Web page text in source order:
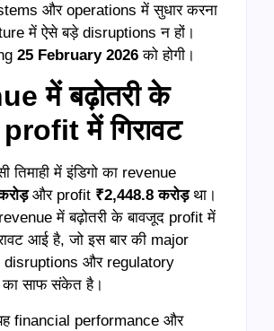
और operations में सुधार करना
में ऐसे बड़े disruptions न हों।
25 February 2026 को होगी।
में बढ़ोतरी के
में गिरावट
तिमाही में इंडिगो का revenue
और profit ₹2,448.8 करोड़था।
revenue में बढ़ोतरी के बावजूद profit में
आई है, जो इस बार की major
disruptions और regulatory
साफ संकेत है।
financial performance और